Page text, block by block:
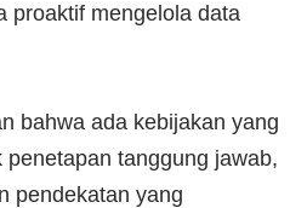
proaktif mengelola data
bahwa ada kebijakan yang
tanggung jawab,
pendekatan yang